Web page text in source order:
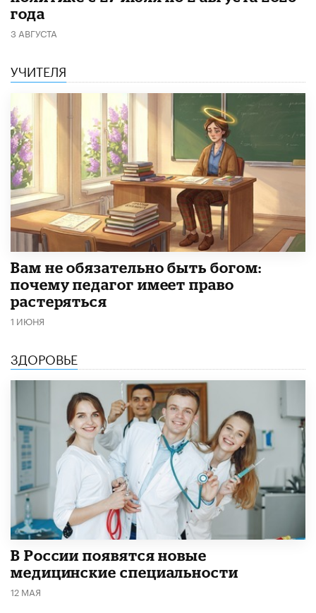
года
3 АВГУСТА
УЧИТЕЛЯ
​Вам не обязательно быть богом:
почему педагог имеет право
растеряться
1 ИЮНЯ
ЗДОРОВЬЕ
В России появятся новые
медицинские специальности
12 МАЯ